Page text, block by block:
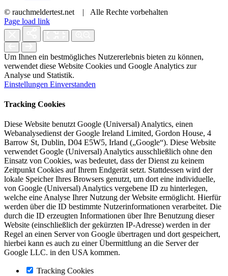
© rauchmeldertest.net | Alle Rechte vorbehalten
Page load link
Um Ihnen ein bestmögliches Nutzererlebnis bieten zu können,
verwendet diese Website Cookies und Google Analytics zur
Analyse und Statistik.
Einstellungen Einverstanden
Tracking Cookies
Diese Website benutzt Google (Universal) Analytics, einen
Webanalysedienst der Google Ireland Limited, Gordon House, 4
Barrow St, Dublin, D04 E5W5, Irland („Google“). Diese Website
verwendet Google (Universal) Analytics ausschließlich ohne den
Einsatz von Cookies, was bedeutet, dass der Dienst zu keinem
Zeitpunkt Cookies auf Ihrem Endgerät setzt. Stattdessen wird der
lokale Speicher Ihres Browsers genutzt, um dort eine individuelle,
von Google (Universal) Analytics vergebene ID zu hinterlegen,
welche eine Analyse Ihrer Nutzung der Website ermöglicht. Hierfür
werden über die ID bestimmte Nutzerinformationen verarbeitet. Die
durch die ID erzeugten Informationen über Ihre Benutzung dieser
Website (einschließlich der gekürzten IP-Adresse) werden in der
Regel an einen Server von Google übertragen und dort gespeichert,
hierbei kann es auch zu einer Übermittlung an die Server der
Google LLC. in den USA kommen.
Tracking Cookies